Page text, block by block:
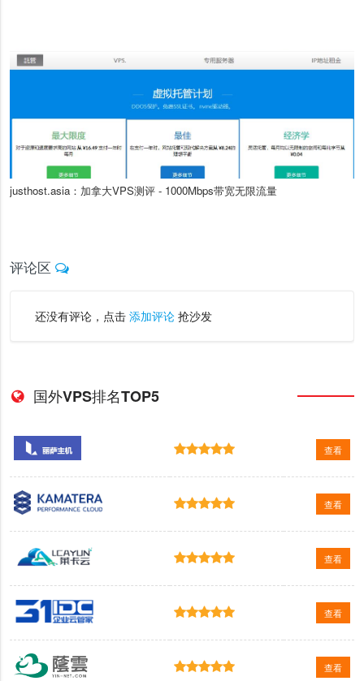
justhost.asia：加拿大VPS测评 - 1000Mbps带宽无限流量
评论区
还没有评论，点击 添加评论抢沙发
国外VPS排名TOP5
查看
查看
查看
查看
查看